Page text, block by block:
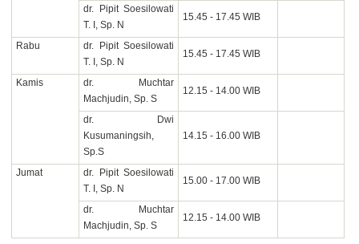
dr. Pipit Soesilowati
T. I, Sp. N
15.45 - 17.45 WIB
Rabu
dr. Pipit Soesilowati
T. I, Sp. N
15.45 - 17.45 WIB
Kamis
dr. Muchtar
Machjudin, Sp. S
12.15 - 14.00 WIB
dr. Dwi
Kusumaningsih,
Sp.S
14.15 - 16.00 WIB
Jumat
dr. Pipit Soesilowati
T. I, Sp. N
15.00 - 17.00 WIB
dr. Muchtar
Machjudin, Sp. S
12.15 - 14.00 WIB